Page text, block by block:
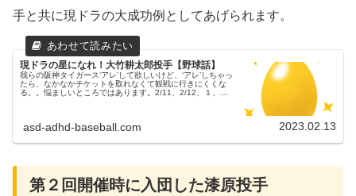
手と共に現ドラの大成功例としてあげられます。
現ドラの星になれ！大竹耕太郎投手【野球話】
我らの阪神タイガース‘アレ’して欲しいけど、‘アレ’しちゃっ
たら、なかなかチケットを取れなくて観戦に行きにくくな
る。。悩ましいところではあります。2/11、2/12、１、２
asd-adhd-baseball.com 2023.02.13
第２回開催時に入団した漆原投手